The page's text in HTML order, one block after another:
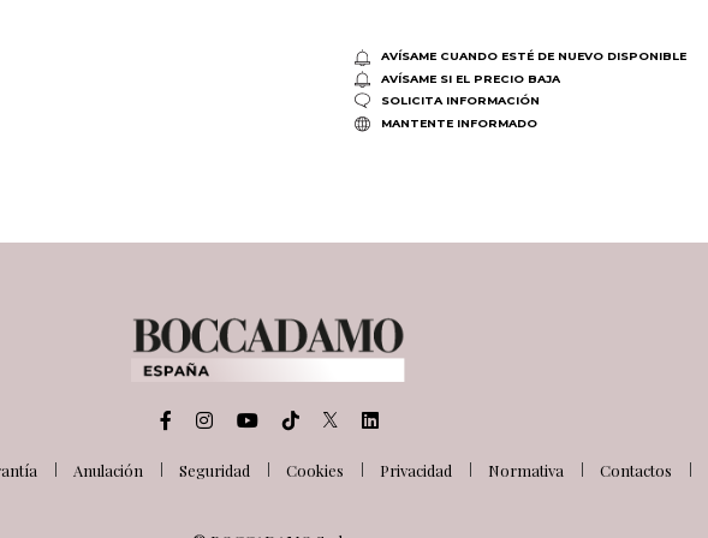
AVÍSAME CUANDO ESTÉ DE NUEVO DISPONIBLE
AVÍSAME SI EL PRECIO BAJA
SOLICITA INFORMACIÓN
MANTENTE INFORMADO
Anulación Seguridad Cookies Privacidad Normativa Contactos